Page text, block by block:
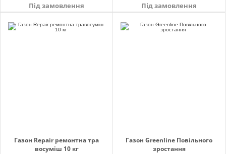
Під замовлення Під замовлення
Газон Repair ремонтна тра
восуміш 10 кг
Газон Greenline Повільного
зростання